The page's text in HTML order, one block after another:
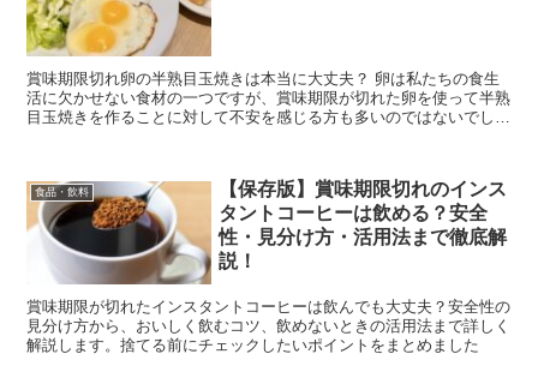
賞味期限切れ卵の半熟目玉焼きは本当に大丈夫？ 卵は私たちの食生
活に欠かせない食材の一つですが、賞味期限が切れた卵を使って半熟
目玉焼きを作ることに対して不安を感じる方も多いのではないでしょ
食品・飲料
【保存版】賞味期限切れのインス
タントコーヒーは飲める？安全
性・見分け方・活用法まで徹底解
説！
賞味期限が切れたインスタントコーヒーは飲んでも大丈夫？安全性の
見分け方から、おいしく飲むコツ、飲めないときの活用法まで詳しく
解説します。捨てる前にチェックしたいポイントをまとめました